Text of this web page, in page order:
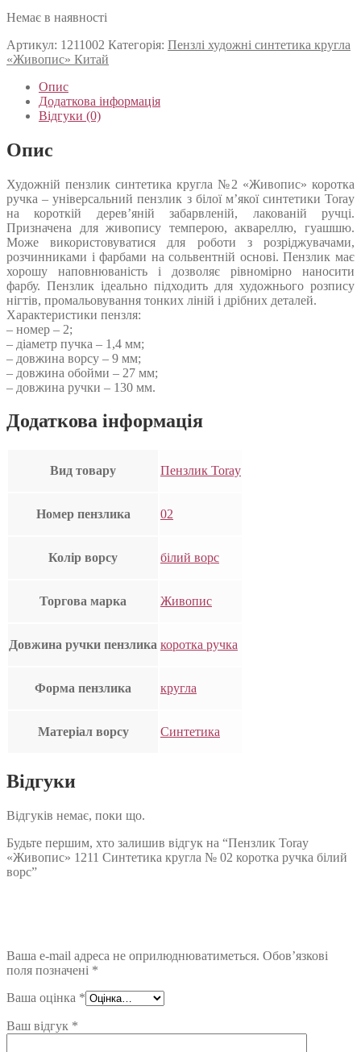
Немає в наявності
Артикул: 1211002 Категорія: Пензлі художні синтетика кругла
«Живопис» Китай
Опис
Додаткова інформація
Відгуки (0)
Опис
Художній пензлик синтетика кругла №2 «Живопис» коротка
ручка – універсальний пензлик з білої м’якої синтетики Toray
на короткій дерев’яній забарвленій, лакованій ручці.
Призначена для живопису темперою, аквареллю, гуашшю.
Може використовуватися для роботи з розріджувачами,
розчинниками і фарбами на сольвентній основі. Пензлик має
хорошу наповнюваність і дозволяє рівномірно наносити
фарбу. Пензлик ідеально підходить для художнього розпису
нігтів, промальовування тонких ліній і дрібних деталей.
Характеристики пензля:
– номер – 2;
– діаметр пучка – 1,4 мм;
– довжина ворсу – 9 мм;
– довжина обойми – 27 мм;
– довжина ручки – 130 мм.
Додаткова інформація
Вид товару Пензлик Toray
Номер пензлика 02
Колір ворсу білий ворс
Торгова марка Живопис
Довжина ручки пензлика коротка ручка
Форма пензлика кругла
Матеріал ворсу Синтетика
Відгуки
Відгуків немає, поки що.
Будьте першим, хто залишив відгук на “Пензлик Toray
«Живопис» 1211 Синтетика кругла № 02 коротка ручка білий
ворс”
Ваша e-mail адреса не оприлюднюватиметься. Обов’язкові
поля позначені *
Ваша оцінка *
Ваш відгук *